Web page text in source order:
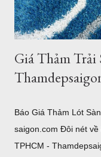
Khổ Lớn – "Cân" Mọi
Giá Thảm Trải
Báo Giá Thảm Lót
saigon.com Đôi nét
TPHCM -